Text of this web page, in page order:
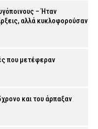
– Ήταν
αλλά κυκλοφορούσαν
που μετέφεραν
και του άρπαξαν